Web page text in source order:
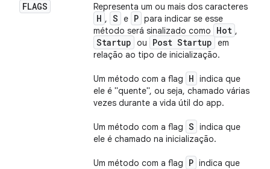
FLAGS Representa um ou mais dos caracteres
H , S e P para indicar se esse
método será sinalizado como
Hot ,
Startup ou Post Startup em
relação ao tipo de inicialização.
Um método com a flag H indica que
ele é "quente", ou seja, chamado várias
vezes durante a vida útil do app.
Um método com a flag S indica que
ele é chamado na inicialização.
Um método com a flag P indica que